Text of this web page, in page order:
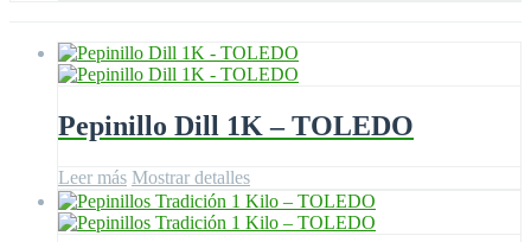
Pepinillo Dill 1K – TOLEDO
Leer más Mostrar detalles